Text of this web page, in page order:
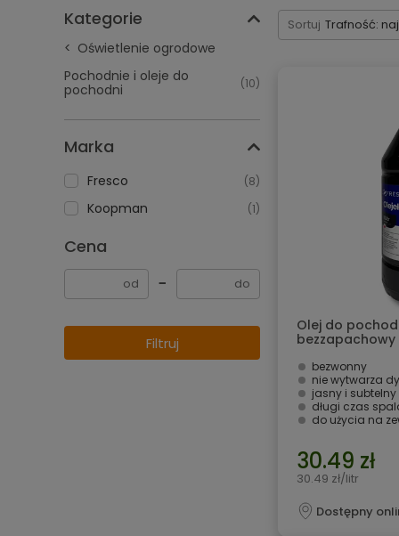
Kategorie
Oświetlenie ogrodowe
Pochodnie i oleje do
pochodni
(10)
Marka
Fresco (8)
Koopman (1)
Cena
−
Filtruj
Sortuj Trafność:
Olej do
bezzapachowy
bezwonny
nie wytwarza
jasny i subtelny
długi czas
do użycia na
30.49 zł
30.49 zł/litr
Dostępny